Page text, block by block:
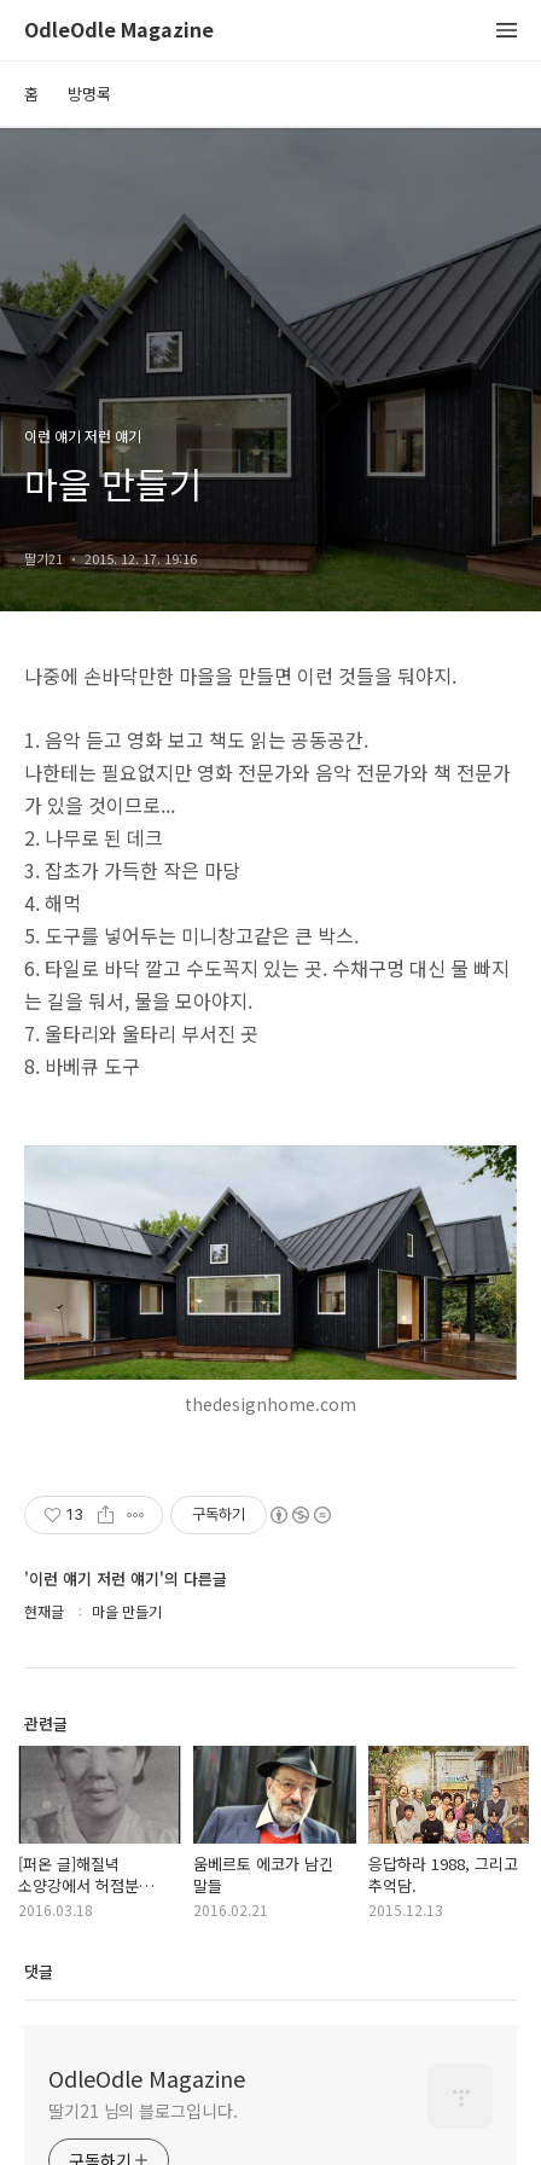
OdleOdle Magazine
홈 방명록
이런 얘기 저런 얘기
마을 만들기
딸기21 2015. 12. 17. 19:16
나중에 손바닥만한 마을을 만들면 이런 것들을 둬야지.
1. 음악 듣고 영화 보고 책도 읽는 공동공간.
나한테는 필요없지만 영화 전문가와 음악 전문가와 책 전문가
가 있을 것이므로...
2. 나무로 된 데크
3. 잡초가 가득한 작은 마당
4. 해먹
5. 도구를 넣어두는 미니창고같은 큰 박스.
6. 타일로 바닥 깔고 수도꼭지 있는 곳. 수채구멍 대신 물 빠지
는 길을 둬서, 물을 모아야지.
7. 울타리와 울타리 부서진 곳
8. 바베큐 도구
thedesignhome.com
13 구독하기
'이런 얘기 저런 얘기'의 다른글
현재글 마을 만들기
관련글
[퍼온 글]해질녁
소양강에서 허점분
교수님을 그리워하다.
2016.03.18
움베르토 에코가 남긴
말들
2016.02.21
응답하라 1988, 그리고
추억담.
2015.12.13
댓글
OdleOdle Magazine
딸기21 님의 블로그입니다.
구독하기